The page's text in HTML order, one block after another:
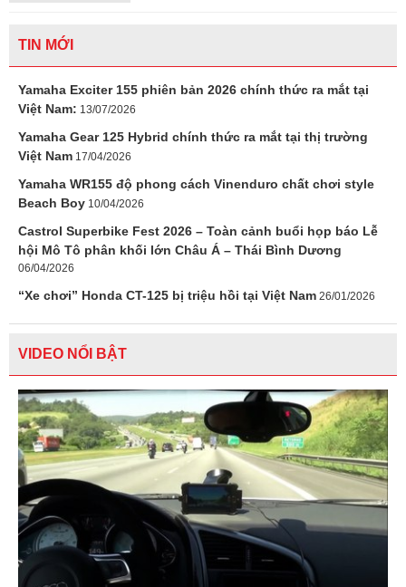
TIN MỚI
Yamaha Exciter 155 phiên bản 2026 chính thức ra mắt tại
Việt Nam: 13/07/2026
Yamaha Gear 125 Hybrid chính thức ra mắt tại thị trường
Việt Nam 17/04/2026
Yamaha WR155 độ phong cách Vinenduro chất chơi style
Beach Boy 10/04/2026
Castrol Superbike Fest 2026 – Toàn cảnh buổi họp báo Lễ
hội Mô Tô phân khối lớn Châu Á – Thái Bình Dương
06/04/2026
“Xe chơi” Honda CT-125 bị triệu hồi tại Việt Nam 26/01/2026
VIDEO NỔI BẬT